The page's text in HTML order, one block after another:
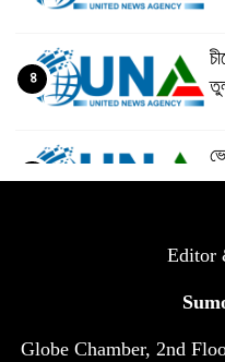
৪
Editor
Globe Chamber, 2nd